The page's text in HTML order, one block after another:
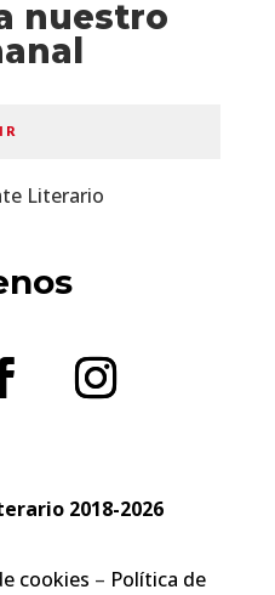
nuestro
2018-2026
cookies – Política de